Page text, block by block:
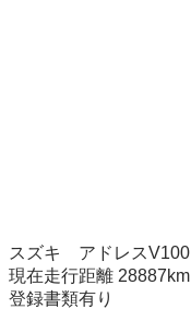
スズキ　アドレスV100
現在走行距離 28887km
登録書類有り